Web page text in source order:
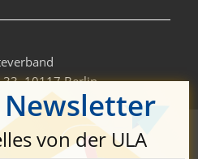
10117 Berlin
Cookies verwendet, um die
und das Nutzererlebnis zu
Newsletter
von der ULA